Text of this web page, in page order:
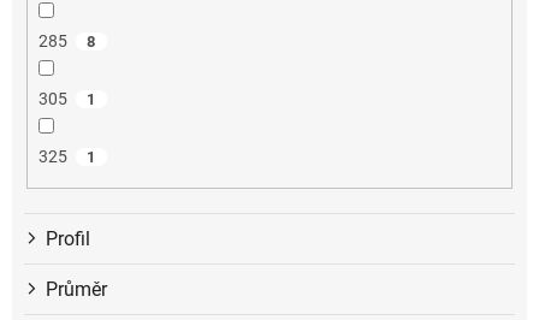
285 8
305 1
325 1
Profil
Průměr